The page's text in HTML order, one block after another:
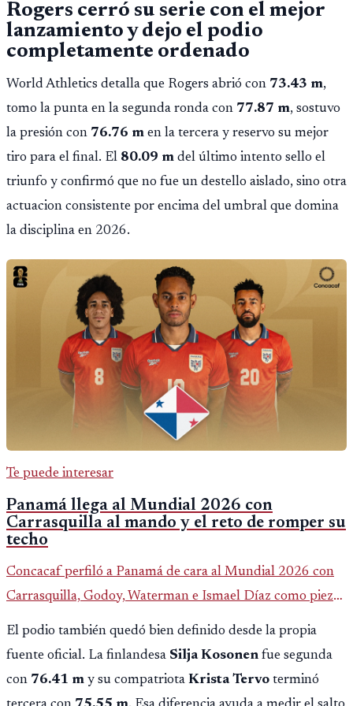
Rogers cerró su serie con el mejor
lanzamiento y dejo el podio
completamente ordenado
World Athletics detalla que Rogers abrió con 73.43 m,
tomo la punta en la segunda ronda con 77.87 m, sostuvo
la presión con 76.76 m en la tercera y reservo su mejor
tiro para el final. El 80.09 m del último intento sello el
triunfo y confirmó que no fue un destello aislado, sino otra
actuacion consistente por encima del umbral que domina
la disciplina en 2026.
Te puede interesar
Panamá llega al Mundial 2026 con
Carrasquilla al mando y el reto de romper su
techo
Concacaf perfiló a Panamá de cara al Mundial 2026 con
Carrasquilla, Godoy, Waterman e Ismael Díaz como piezas
El podio también quedó bien definido desde la propia
fuente oficial. La finlandesa Silja Kosonen fue segunda
con 76.41 m y su compatriota Krista Tervo terminó